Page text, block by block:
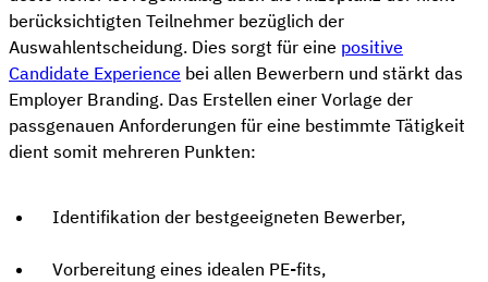
berücksichtigten Teilnehmer bezüglich der
Auswahlentscheidung. Dies sorgt für eine positive
Candidate Experience bei allen Bewerbern und stärkt das
Employer Branding. Das Erstellen einer Vorlage der
passgenauen Anforderungen für eine bestimmte Tätigkeit
dient somit mehreren Punkten:
Identifikation der bestgeeigneten Bewerber,
Vorbereitung eines idealen PE-fits,